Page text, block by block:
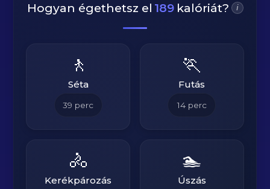
Hogyan égethetsz el 189 kalóriát? i
🚶
Séta
39 perc
🏃
Futás
14perc
🚴
Kerékpározás
🏊
Úszás